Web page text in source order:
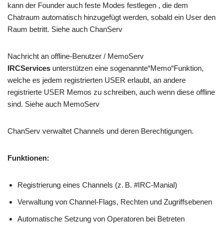
kann der Founder auch feste Modes festlegen , die dem
Chatraum automatisch hinzugefügt werden, sobald ein User den
Raum betritt. Siehe auch ChanServ
Nachricht an offline-Benutzer / MemoServ
IRCServices unterstützen eine sogenannte“Memo“Funktion,
welche es jedem registrierten USER erlaubt, an andere
registrierte USER Memos zu schreiben, auch wenn diese offline
sind. Siehe auch MemoServ
ChanServ verwaltet Channels und deren Berechtigungen.
Funktionen:
Registrierung eines Channels (z. B. #IRC-Manial)
Verwaltung von Channel-Flags, Rechten und Zugriffsebenen
Automatische Setzung von Operatoren bei Betreten